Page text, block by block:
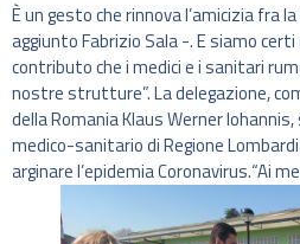
È un gesto che rinnova l’amicizia fra
aggiunto Fabrizio Sala -. E siamo
contributo che i medici e i sanitari
nostre strutture”. La delegazione,
della Romania Klaus Werner
medico-sanitario di Regione
arginare l’epidemia Coronavirus.“Ai